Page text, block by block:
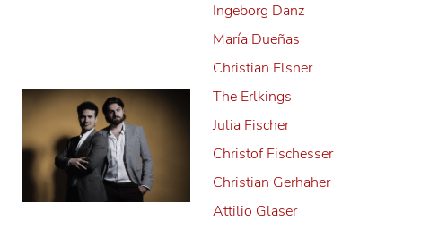
Ingeborg Danz
María Dueñas
Christian Elsner
The Erlkings
Julia Fischer
Christof Fischesser
Christian Gerhaher
Attilio Glaser